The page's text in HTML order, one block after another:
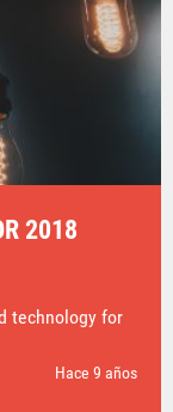
2018
technology for
Hace 9 años